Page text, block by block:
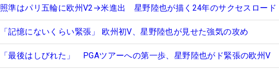
照準はパリ五輪に欧州V2→米進出 星野陸也が描く24年のサクセスロード
「記憶にないくらい緊張」 欧州初V、星野陸也が見せた強気の攻め
「最後はしびれた」 PGAツアーへの第一歩、星野陸也がド緊張の欧州V